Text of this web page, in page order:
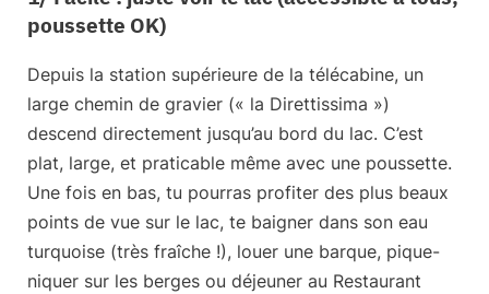
poussette OK)
Depuis la station supérieure de la télécabine, un
large chemin de gravier (« la Direttissima »)
descend directement jusqu’au bord du lac. C’est
plat, large, et praticable même avec une poussette.
Une fois en bas, tu pourras profiter des plus beaux
points de vue sur le lac, te baigner dans son eau
turquoise (très fraîche !), louer une barque, pique-
niquer sur les berges ou déjeuner au Restaurant